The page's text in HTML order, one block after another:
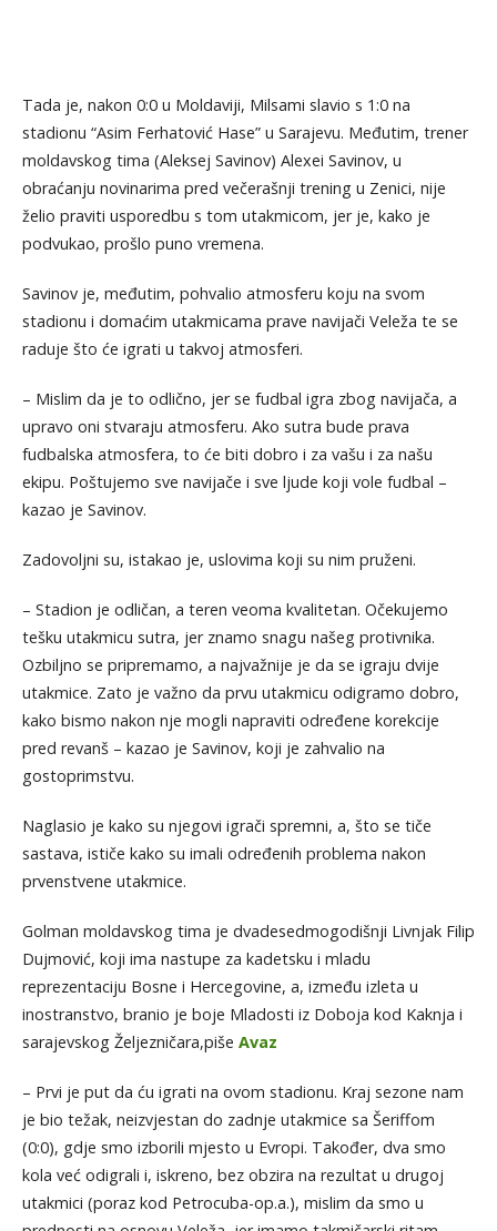
Tada je, nakon 0:0 u Moldaviji, Milsami slavio s 1:0 na
stadionu “Asim Ferhatović Hase” u Sarajevu. Međutim, trener
moldavskog tima (Aleksej Savinov) Alexei Savinov, u
obraćanju novinarima pred večerašnji trening u Zenici, nije
želio praviti usporedbu s tom utakmicom, jer je, kako je
podvukao, prošlo puno vremena.
Savinov je, međutim, pohvalio atmosferu koju na svom
stadionu i domaćim utakmicama prave navijači Veleža te se
raduje što će igrati u takvoj atmosferi.
– Mislim da je to odlično, jer se fudbal igra zbog navijača, a
upravo oni stvaraju atmosferu. Ako sutra bude prava
fudbalska atmosfera, to će biti dobro i za vašu i za našu
ekipu. Poštujemo sve navijače i sve ljude koji vole fudbal –
kazao je Savinov.
Zadovoljni su, istakao je, uslovima koji su nim pruženi.
– Stadion je odličan, a teren veoma kvalitetan. Očekujemo
tešku utakmicu sutra, jer znamo snagu našeg protivnika.
Ozbiljno se pripremamo, a najvažnije je da se igraju dvije
utakmice. Zato je važno da prvu utakmicu odigramo dobro,
kako bismo nakon nje mogli napraviti određene korekcije
pred revanš – kazao je Savinov, koji je zahvalio na
gostoprimstvu.
Naglasio je kako su njegovi igrači spremni, a, što se tiče
sastava, ističe kako su imali određenih problema nakon
prvenstvene utakmice.
Golman moldavskog tima je dvadesedmogodišnji Livnjak Filip
Dujmović, koji ima nastupe za kadetsku i mladu
reprezentaciju Bosne i Hercegovine, a, između izleta u
inostranstvo, branio je boje Mladosti iz Doboja kod Kaknja i
sarajevskog Željezničara,piše Avaz
– Prvi je put da ću igrati na ovom stadionu. Kraj sezone nam
je bio težak, neizvjestan do zadnje utakmice sa Šeriffom
(0:0), gdje smo izborili mjesto u Evropi. Također, dva smo
kola već odigrali i, iskreno, bez obzira na rezultat u drugoj
utakmici (poraz kod Petrocuba-op.a.), mislim da smo u